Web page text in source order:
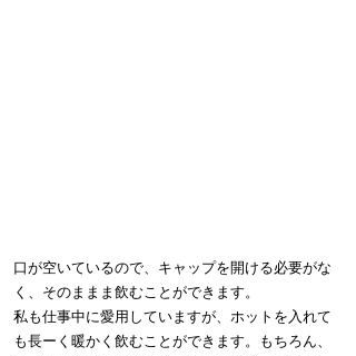
口が空いているので、キャップを開ける必要がな
く、そのままま飲むことができます。
私も仕事中に愛用していますが、ホットを入れて
も長ーく暖かく飲むことができます。もちろん、